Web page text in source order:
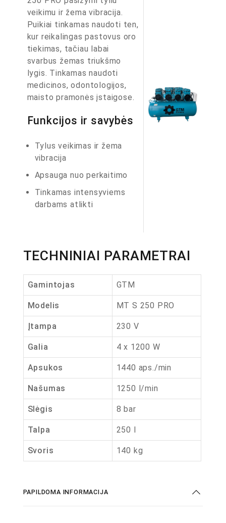
veikimu ir žema vibracija.
Puikiai tinkamas naudoti ten,
kur reikalingas pastovus oro
tiekimas, tačiau labai
svarbus žemas triukšmo
lygis. Tinkamas naudoti
medicinos, odontologijos,
maisto pramonės įstaigose.
Funkcijos ir savybės
Tylus veikimas ir žema
vibracija
Apsauga nuo perkaitimo
Tinkamas intensyviems
darbams atlikti
TECHNINIAI PARAMETRAI
Gamintojas GTM
Modelis MT S 250 PRO
Įtampa 230 V
Galia 4 x 1200 W
Apsukos 1440 aps./min
Našumas 1250 l/min
Slėgis 8 bar
Talpa 250 l
Svoris 140 kg
PAPILDOMA INFORMACIJA